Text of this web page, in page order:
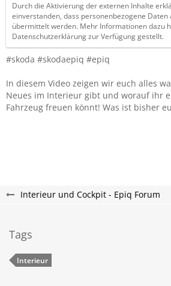
Durch die Aktivierung der externen Inhalte
einverstanden, dass personenbezogene
übermittelt werden. Mehr Informationen dazu
Datenschutzerklärung zur Verfügung gestellt.
#skoda #skodaepiq #epiq
In diesem Video zeigen wir euch alles
Neues im Interieur gibt und worauf ihr
Fahrzeug freuen könnt! Was ist bisher
Interieur und Cockpit - Epiq Forum
Tags
Interieur